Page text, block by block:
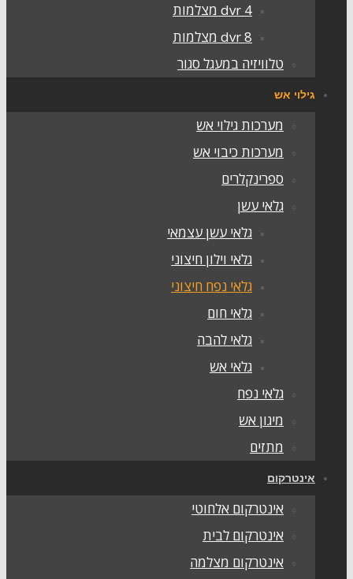
dvr 4 מצלמות
dvr 8 מצלמות
טלוויזיה במעגל סגור
גילוי אש
מערכות גילוי אש
מערכות כיבוי אש
ספרינקלרים
גלאי עשן
גלאי עשן עצמאי
גלאי וילון חיצוני
גלאי נפח חיצוני
גלאי חום
גלאי להבה
גלאי אש
גלאי נפח
מיגון אש
מתזים
אינטרקום
אינטרקום אלחוטי
אינטרקום לבית
אינטרקום מצלמה